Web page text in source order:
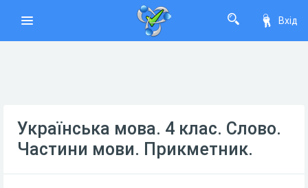
Вхід
Українська мова. 4 клас. Слово.
Частини мови. Прикметник.